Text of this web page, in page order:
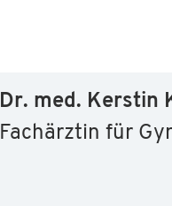
Dr. med. Kerstin
Fachärztin für